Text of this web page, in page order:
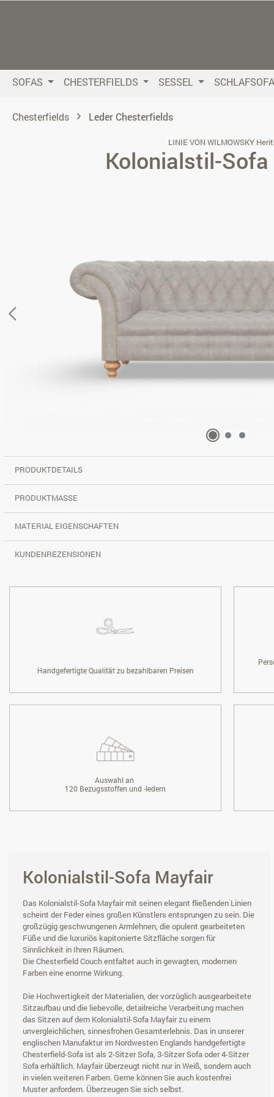
SOFAS CHESTERFIELDS SESSEL
Chesterfields Leder Chesterfields
LINIE VON WILMOWSKY
Kolonialstil-
PRODUKTDETAILS
PRODUKTMASSE
MATERIAL EIGENSCHAFTEN
KUNDENREZENSIONEN
Handgefertigte Qualität zu bezahlbaren Preisen
Auswahl an
120 Bezugsstoffen und -ledern
Kolonialstil-Sofa Mayfair
Das Kolonialstil-Sofa Mayfair mit seinen elegant fließenden Linien
scheint der Feder eines großen Künstlers entsprungen zu sein. Die
großzügig geschwungenen Armlehnen, die opulent gearbeiteten
Füße und die luxuriös kapitonierte Sitzfläche sorgen für
Sinnlichkeit in Ihren Räumen.
Die Chesterfield Couch entfaltet auch in gewagten, modernen
Farben eine enorme Wirkung.
Die Hochwertigkeit der Materialien, der vorzüglich ausgearbeitete
Sitzaufbau und die liebevolle, detailreiche Verarbeitung machen
das Sitzen auf dem Kolonialstil-Sofa Mayfair zu einem
unvergleichlichen, sinnesfrohen Gesamterlebnis. Das in unserer
englischen Manufaktur im Nordwesten Englands handgefertigte
Chesterfield-Sofa ist als 2-Sitzer Sofa, 3-Sitzer Sofa oder 4-Sitzer
Sofa erhältlich. Mayfair überzeugt nicht nur in Weiß, sondern auch
in vielen weiteren Farben. Gerne können Sie auch kostenfrei
Muster anfordern. Überzeugen Sie sich selbst.